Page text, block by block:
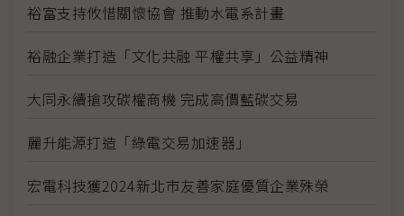
裕富支持攸惜關懷協會 推動水電系計畫
裕融企業打造「文化共融 平權共享」公益精神
大同永續搶攻碳權商機 完成高價藍碳交易
麗升能源打造「綠電交易加速器」
宏電科技獲2024新北市友善家庭優質企業殊榮